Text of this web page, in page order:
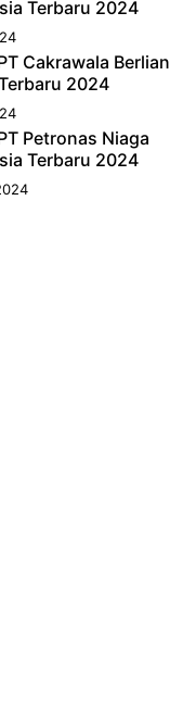
Terbaru 2024
Cakrawala Berlian
2024
Petronas Niaga
Terbaru 2024